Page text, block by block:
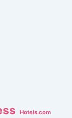
Hotels.com